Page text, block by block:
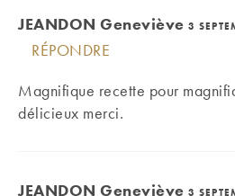
JEANDON Geneviève 3
RÉPONDRE
Magnifique recette pour
délicieux merci.
JEANDON Geneviève 3